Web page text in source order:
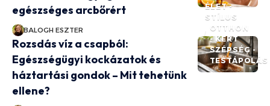
egészséges arcbőrért
BALOGH ESZTER
ÉLET -
STÍLUS
OTTHON
- KERT
SZÉPSÉG -
TESTÁPOLÁS
Rozsdás víz a csapból:
Egészségügyi kockázatok és
háztartási gondok – Mit tehetünk
ellene?